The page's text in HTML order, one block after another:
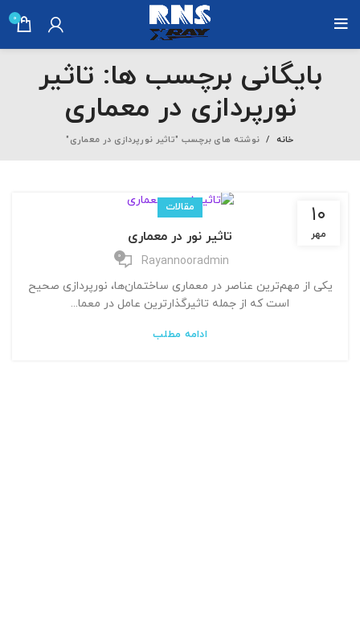
0
بایگانی برچسب ها: تاثیر
نورپردازی در معماری
خانه نوشته های برچسب "تاثیر نورپردازی در معماری"
۱۰
مهر
مقالات
تاثیر نور در معماری
Rayannooradmin
0
یکی از مهم‌ترین عناصر در معماری ساختمان‌ها، نورپردازی صحیح
است که از جمله تاثیرگذارترین عامل در معما...
ادامه مطلب